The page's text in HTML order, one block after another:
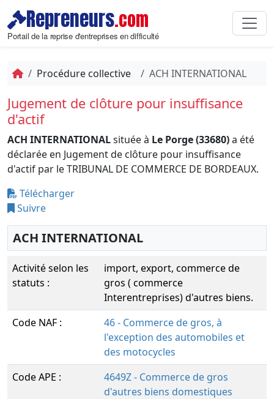
Repreneurs.com
Portail de la reprise d'entreprises en difficulté
Procédure collective ACH INTERNATIONAL
Jugement de clôture pour insuffisance
d'actif
ACH INTERNATIONALsituée à Le Porge (33680)a été
déclarée en Jugement de clôture pour insuffisance
d'actif par le TRIBUNAL DE COMMERCE DE BORDEAUX.
Télécharger
Suivre
ACH INTERNATIONAL
Activité selon les
statuts :
import, export, commerce de
gros ( commerce
Interentreprises) d'autres biens.
Code NAF :
46 - Commerce de gros, à
l'exception des automobiles et
des motocycles
Code APE :
4649Z - Commerce de gros
d'autres biens domestiques